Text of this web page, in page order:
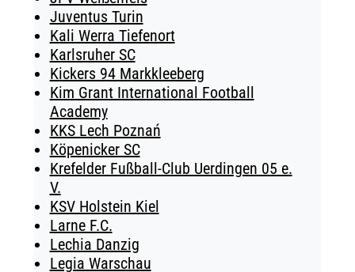
Juventus Turin
Kali Werra Tiefenort
Karlsruher SC
Kickers 94 Markkleeberg
Kim Grant International Football
Academy
KKS Lech Poznań
Köpenicker SC
Krefelder Fußball-Club Uerdingen 05 e.
V.
KSV Holstein Kiel
Larne F.C.
Lechia Danzig
Legia Warschau